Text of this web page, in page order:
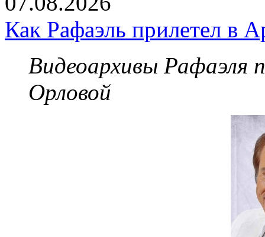
Как Рафаэль прилетел в
Видеоархивы Рафаэля
Орловой